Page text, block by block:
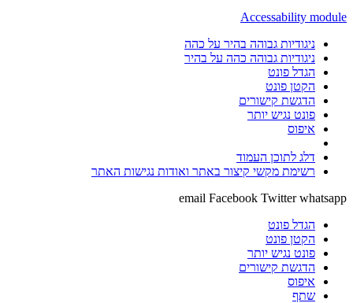
Accessability module
ניגודיות גבוהה בהיר על כהה
ניגודיות גבוהה כהה על בהיר
הגדל פונט
הקטן פונט
הדגשת קישורים
פונט נגיש יותר
איפוס
דלג לתוכן העמוד
רשימת מקשי קיצור באתר ואודות נגישות האתר
email Facebook Twitter whatsapp
הגדל פונט
הקטן פונט
פונט נגיש יותר
הדגשת קישורים
איפוס
שתף